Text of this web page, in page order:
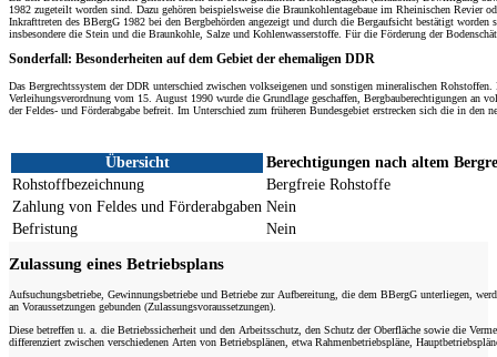
1982 zugeteilt worden sind. Dazu gehören beispielsweise die Braunkohlentagebaue im Rheinischen
Inkrafttreten des BBergG 1982 bei den Bergbehörden angezeigt und durch die Bergaufsicht bestätigt
insbesondere die Stein­ und die Braunkohle, Salze und Kohlenwasserstoffe. Für die Förderung der
Sonderfall: Besonderheiten auf dem Gebiet der ehemaligen DDR
Das Bergrechtssystem der DDR unterschied zwischen volkseigenen und sonstigen mineralischen
Verleihungsverordnung vom 15. August 1990 wurde die Grundlage geschaffen, Bergbauberechtigungen an
der Feldes- und Förderabgabe befreit. Im Unterschied zum früheren Bundesgebiet erstrecken sich die in den
Übersicht
Berechtigungen nach altem
Rohstoff­bezeichnung
Bergfreie Rohstoffe
Zahlung von Feldes­ und Förderabgaben Nein
Befristung
Nein
Zulassung eines Betriebsplans
Aufsuchungsbetriebe, Gewinnungsbetriebe und Betriebe zur Aufbereitung, die dem BBergG unterliegen,
an Voraussetzungen gebunden (Zulassungsvoraussetzungen).
Diese betreffen u. a. die Betriebssicherheit und den Arbeitsschutz, den Schutz der Oberfläche sowie die
differenziert zwischen verschiedenen Arten von Betriebsplänen, etwa Rahmenbetriebspläne,